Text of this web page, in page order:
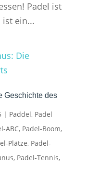
Padel ist
ist ein...
Geschichte des
| Paddel, Padel
ABC, Padel-Boom,
Plätze, Padel-
, Padel-Tennis,